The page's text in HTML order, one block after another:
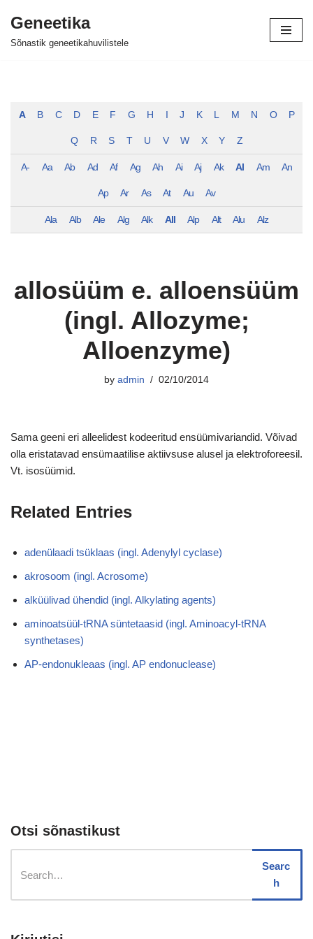
Skip
Geneetika
Sõnastik geneetikahuvilistele
A B C D E F G H J K L M N O P
Q R S T U V W X Y Z
A- Aa Ab Ad Af Ag Ah Ai Aj Ak Al Am An
Ap Ar As At Au Av
Ala Alb Ale Alg Alk All Alp Alt Alu Alz
allosüüm e. alloensüüm
(ingl. Allozyme;
Alloenzyme)
by admin 02/10/2014
Sama geeni eri alleelidest kodeeritud ensüümivariandid. Võivad
olla eristatavad ensümaatilise aktiivsuse alusel ja elektroforeesil.
Vt. isosüümid.
Related Entries
adenülaadi tsüklaas (ingl. Adenylyl cyclase)
akrosoom (ingl. Acrosome)
alküülivad ühendid (ingl. Alkylating agents)
aminoatsüül-tRNA süntetaasid (ingl. Aminoacyl-tRNA
synthetases)
AP-endonukleaas (ingl. AP endonuclease)
Otsi sõnastikust
Searc
h